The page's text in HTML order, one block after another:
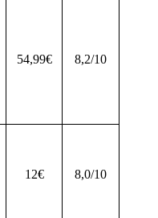
54,99€ 8,2/10
12€ 8,0/10